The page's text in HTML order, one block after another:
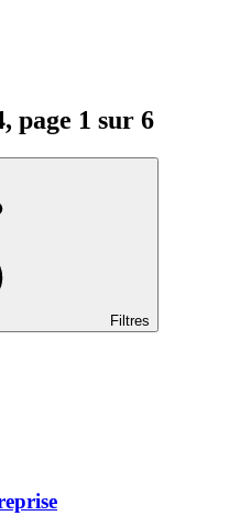
page 1 sur 6
Filtres